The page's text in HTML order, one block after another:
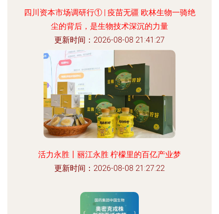
四川资本市场调研行① | 疫苗无疆 欧林生物一骑绝
尘的背后，是生物技术深沉的力量
更新时间：2026-08-08 21:41:27
活力永胜丨丽江永胜 柠檬里的百亿产业梦
更新时间：2026-08-08 21:27:22